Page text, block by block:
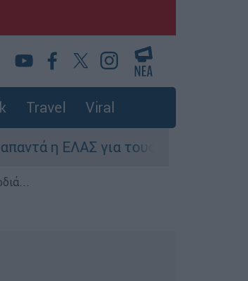
Travel Viral
για τους 8 βιασμούς